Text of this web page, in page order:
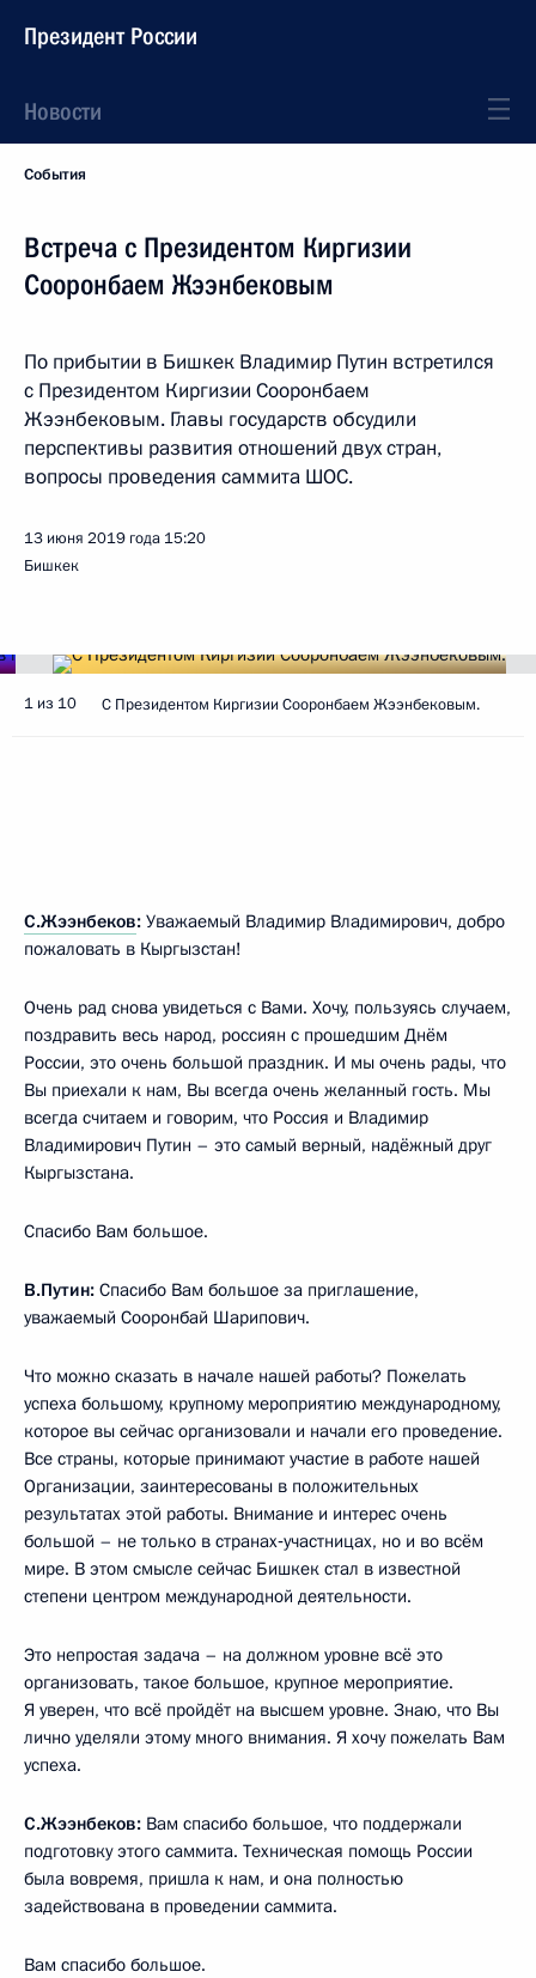
Президент России
Новости
События
Встреча с Президентом Киргизии
Сооронбаем Жээнбековым
По прибытии в Бишкек Владимир Путин встретился
с Президентом Киргизии Сооронбаем
Жээнбековым. Главы государств обсудили
перспективы развития отношений двух стран,
вопросы проведения саммита ШОС.
13 июня 2019 года 15:20
Бишкек
1 из 10 С Президентом Киргизии Сооронбаем Жээнбековым.
С.Жээнбеков: Уважаемый Владимир Владимирович, добро
пожаловать в Кыргызстан!
Очень рад снова увидеться с Вами. Хочу, пользуясь случаем,
поздравить весь народ, россиян с прошедшим Днём
России, это очень большой праздник. И мы очень рады, что
Вы приехали к нам, Вы всегда очень желанный гость. Мы
всегда считаем и говорим, что Россия и Владимир
Владимирович Путин – это самый верный, надёжный друг
Кыргызстана.
Спасибо Вам большое.
В.Путин: Спасибо Вам большое за приглашение,
уважаемый Сооронбай Шарипович.
Что можно сказать в начале нашей работы? Пожелать
успеха большому, крупному мероприятию международному,
которое вы сейчас организовали и начали его проведение.
Все страны, которые принимают участие в работе нашей
Организации, заинтересованы в положительных
результатах этой работы. Внимание и интерес очень
большой – не только в странах‑участницах, но и во всём
мире. В этом смысле сейчас Бишкек стал в известной
степени центром международной деятельности.
Это непростая задача – на должном уровне всё это
организовать, такое большое, крупное мероприятие.
Я уверен, что всё пройдёт на высшем уровне. Знаю, что Вы
лично уделяли этому много внимания. Я хочу пожелать Вам
успеха.
С.Жээнбеков: Вам спасибо большое, что поддержали
подготовку этого саммита. Техническая помощь России
была вовремя, пришла к нам, и она полностью
задействована в проведении саммита.
Вам спасибо большое.